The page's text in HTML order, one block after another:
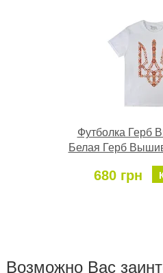
Футболка Герб
Белая Герб
680 грн
Возможно Ваc